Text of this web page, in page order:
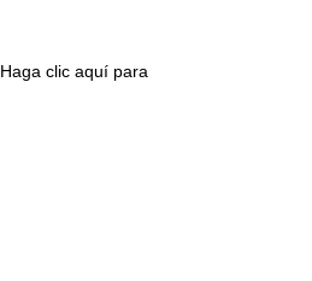
Haga clic aquí para